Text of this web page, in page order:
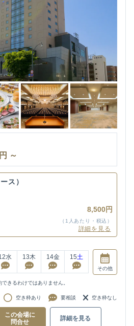
円 ～
ス）
8,500円
（1人あたり・税込）
詳細を見る
水 13木 14金 15土
その他
きるわけではありません。
空き枠あり 要相談 空き枠なし
この会場に
問合せ
詳細を見る